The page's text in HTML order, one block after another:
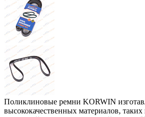
Поликлиновые ремни KORWIN
высококачественных материалов,